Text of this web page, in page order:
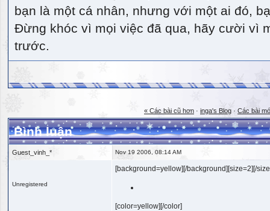
bạn là một cá nhân, nhưng với một ai đó,
Đừng khóc vì mọi việc đã qua, hãy cười vì
trước.
« Các bài cũ hơn · inga's Blog · Các bài
Bình luận
Guest_vinh_* Nov 19 2006, 08:14 AM
Unregistered
[background=yellow][/background][size=2][/
[color=yellow][/color]